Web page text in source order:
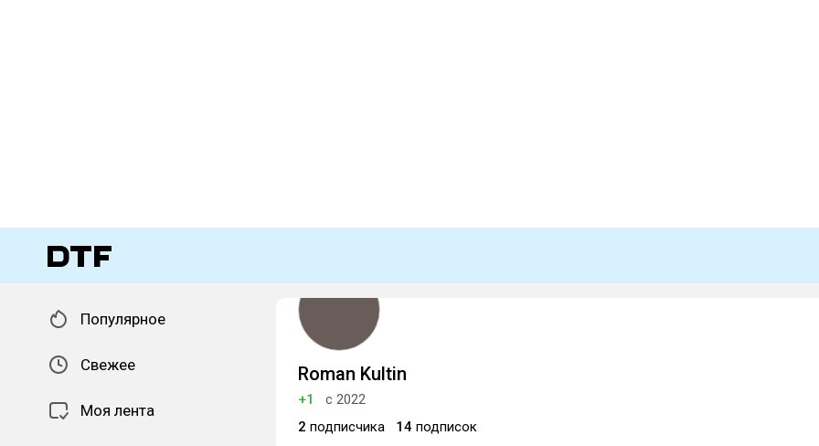
Популярное
Свежее
Моя лента
Roman Kultin
+1
с 2022
2 подписчика 14 подписок